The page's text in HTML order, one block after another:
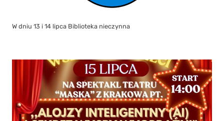
W dniu 13 i 14 lipca Biblioteka nieczynna